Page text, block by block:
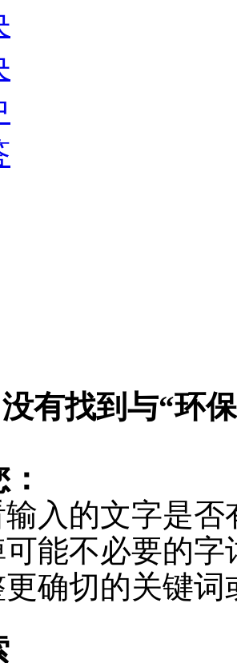
有找到与“环保
输入的文字是否
可能不必要的字
更确切的关键